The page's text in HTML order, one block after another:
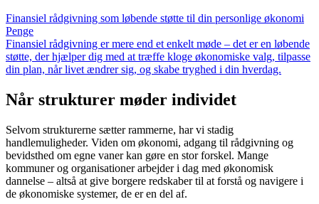
Finansiel rådgivning som løbende støtte til din personlige økonomi
Penge
Finansiel rådgivning er mere end et enkelt møde – det er en løbende
støtte, der hjælper dig med at træffe kloge økonomiske valg, tilpasse
din plan, når livet ændrer sig, og skabe tryghed i din hverdag.
Når strukturer møder individet
Selvom strukturerne sætter rammerne, har vi stadig
handlemuligheder. Viden om økonomi, adgang til rådgivning og
bevidsthed om egne vaner kan gøre en stor forskel. Mange
kommuner og organisationer arbejder i dag med økonomisk
dannelse – altså at give borgere redskaber til at forstå og navigere i
de økonomiske systemer, de er en del af.